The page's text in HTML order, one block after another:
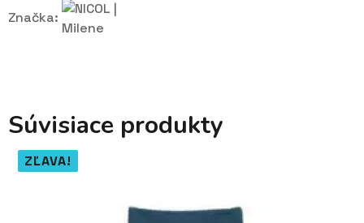
Značka:
Súvisiace produkty
ZĽAVA!